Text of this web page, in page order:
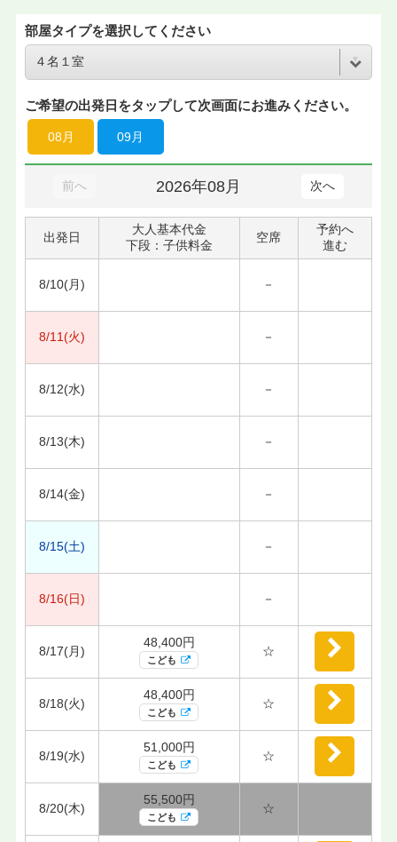
部屋タイプを選択してください
ご希望の出発日をタップして次画面にお進みください。
08月 09月
前へ 2026年08月 次へ
出発日
大人基本代金
下段：子供料金
空席
予約へ
進む
8/10(月) －
8/11(火) －
8/12(水) －
8/13(木) －
8/14(金) －
8/15(土) －
8/16(日) －
8/17(月)
48,400円
こども
☆
8/18(火)
48,400円
こども
☆
8/19(水)
51,000円
こども
☆
8/20(木)
55,500円
こども
☆